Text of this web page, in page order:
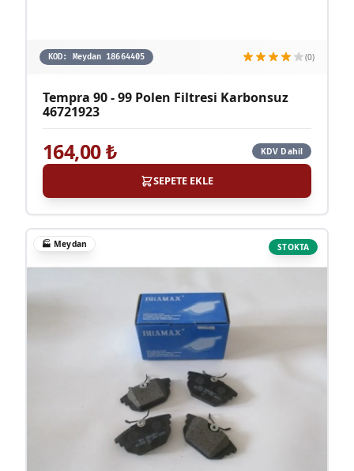
KOD: Meydan 18664405 (0)
Tempra 90 - 99 Polen Filtresi Karbonsuz
46721923
164,00₺ KDV Dahil
SEPETE EKLE
STOKTA
🏭 Meydan